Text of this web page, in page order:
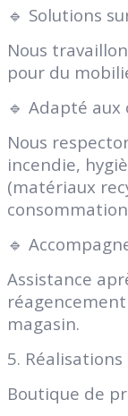
🔹 Solutions
Nous
pour du
🔹 Adapté
Nous
incendie,
(matériaux
🔹
Assistance
magasin.
5.
Boutique de